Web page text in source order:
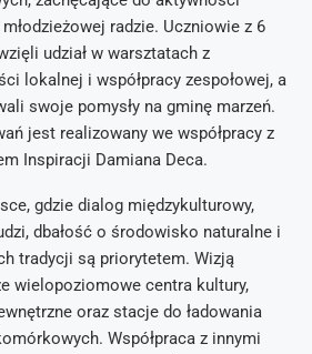
młodzieżowej radzie. Uczniowie z 6
udział w warsztatach z
lokalnej i współpracy zespołowej, a
swoje pomysły na gminę marzeń.
jest realizowany we współpracy z
Inspiracji Damiana Deca.
gdzie dialog międzykulturowy,
dbałość o środowisko naturalne i
tradycji są priorytetem. Wizją
wielopoziomowe centra kultury,
oraz stacje do ładowania
Współpraca z innymi